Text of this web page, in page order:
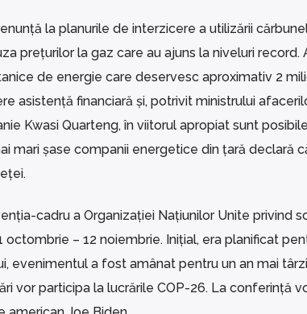
la planurile de interzicere a utilizării
prețurilor la gaz care au ajuns la niveluri record.
de energie care deservesc aproximativ 2
asistență financiară și, potrivit ministrului
Kwasi Quarteng, în viitorul apropiat sunt
mari șase companii energetice din țară declară
cadru a Organizației Națiunilor Unite privind
– 12 noiembrie. Inițial, era planificat
evenimentul a fost amânat pentru un an mai
vor participa la lucrările COP-26. La conferință